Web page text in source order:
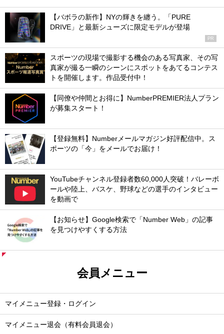
【バボラの新作】NYの輝きを纏う。「PURE
DRIVE」と最新シューズに限定モデルが登場
PR
スポーツの現場で撮影する機会のある写真家、その写
真家が撮る一瞬のシーンにスポットをあてるコンテス
トを開催します。作品受付中！
【同僚や仲間とお得に】NumberPREMIER法人プラン
が募集スタート！
【登録無料】Numberメールマガジン好評配信中。ス
ポーツの「今」をメールでお届け！
YouTubeチャンネル登録者数60,000人突破！バレーボ
ールや陸上、バスケ、野球などの選手のインタビュー
を動画で
【お知らせ】Google検索で「Number Web」の記事
を見つけやすくする方法
会員メニュー
マイメニュー登録・ログイン
マイメニュー退会（有料会員退会）